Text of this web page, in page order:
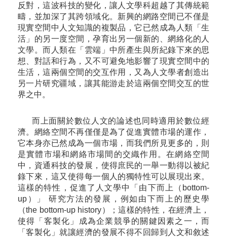
反對，這波科技的變化，讓人文學科超越了其傳統範
疇，並加深了其跨領域化。新興的網路空間已不僅是
現實空間中人文知識的複製品，它已然成為人類「生
活」的另一度空間，孕育出另一個新的、網絡化的人
文學。而人類在「雲端」中所產生與所紀錄下來的思
想、對話和行為，又不可避免地影響了現實空間中的
生活，這兩個空間的交互作用，又為人文學者創造出
另一片研究疆域，讓其能游走於這兩個空間交互的世
界之中。
而上面關於數位人文的論述也同時適用於數位經
濟。網絡空間不再僅僅是為了促進實體市場的運作，
它本身亦已然成為一個市場，而我們所見更多的，則
是實體市場和網絡市場間的交織作用。在網絡空間
中，資通科技的發展，使得庶民的一舉一動得以被紀
錄下來，這又使得每一個人的獨特性可以展現出來。
這樣的特性，促進了人文學中「由下而上（bottom-
up）」 研究方法的發展，例如由下而上的歷史學
（the bottom-up history）；這樣的特性，在經濟上，
使得「客製化」成為企業競爭的關鍵因素之一，而
「客製化」就讓經濟的發展不得不回歸到人文和敘述